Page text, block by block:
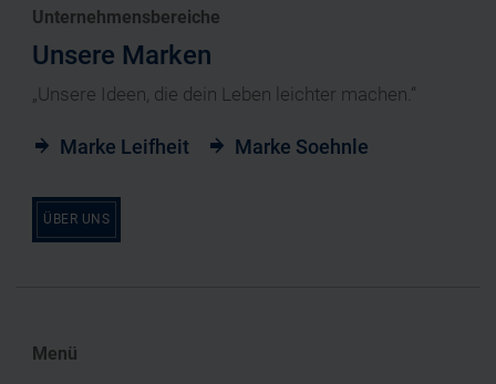
Unternehmensbereiche
Unsere Marken
„Unsere Ideen, die dein Leben leichter machen.“
Marke Leifheit Marke Soehnle
ÜBER UNS
Menü